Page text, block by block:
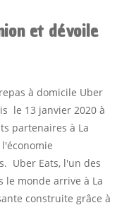
et dévoile
à domicile Uber
le 13 janvier 2020 à
partenaires à La
Uber Eats, l'un des
le monde arrive à La
construite grâce à